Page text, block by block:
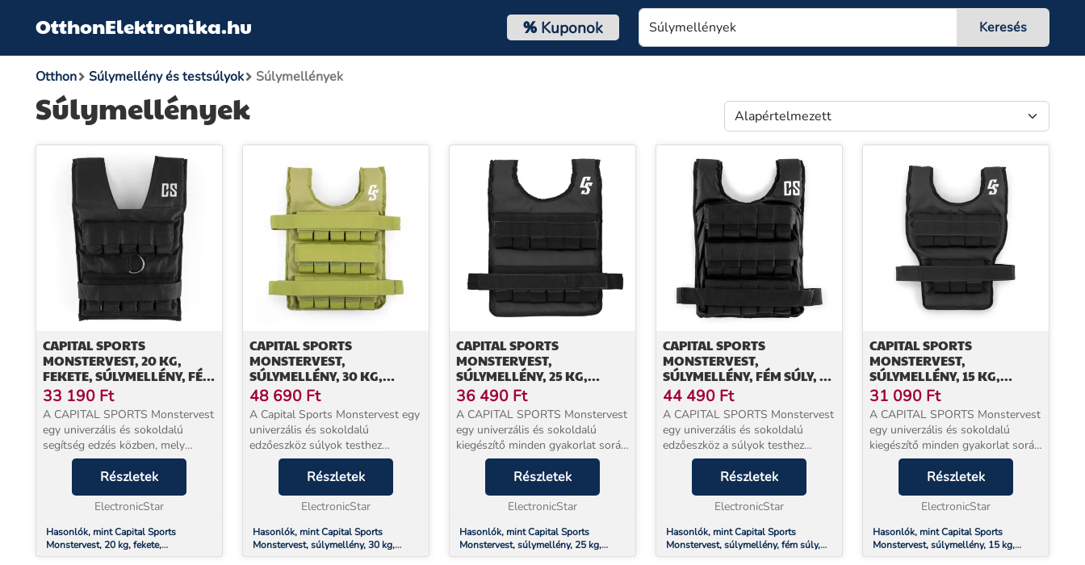
OtthonElektronika.hu %Kuponok
Otthon Súlymellény és testsúlyok Súlymellények
Súlymellények
CAPITAL SPORTS
MONSTERVEST, 20 KG,
FEKETE, SÚLYMELLÉNY, FÉM
SÚLYOK
33 190 Ft
A CAPITAL SPORTS Monstervest
egy univerzális és sokoldalú
segítség edzés közben, mely
elsősorban az erőnlét és a kitartás
növelésére szolgál.A gyorszáras
nejlon pántnak köszönhetően a
mellényt testre ...
Részletek
ElectronicStar
Hasonlók, mint Capital Sports
Monstervest, 20 kg, fekete,
súlymellény, fém súlyok
CAPITAL SPORTS
MONSTERVEST,
SÚLYMELLÉNY, 30 KG,
UNIVERZÁLIS MÉRET,
NEJLON
48 690 Ft
A Capital Sports Monstervest egy
univerzális és sokoldalú
edzőeszköz súlyok testhez
rögzítésére az erő- és
állóképességi edzések során.A
tépőzáras nejlon övnek
köszönhetően a súlymellény
Részletek
ElectronicStar
Hasonlók, mint Capital Sports
Monstervest, súlymellény, 30 kg,
univerzális méret, nejlon
CAPITAL SPORTS
MONSTERVEST,
SÚLYMELLÉNY, 25 KG,
UNIVERZÁLIS MÉRET,
NEJLON, FEKETE
36 490 Ft
A CAPITAL SPORTS Monstervest
egy univerzális és sokoldalú
kiegészítő minden gyakorlat során
az erőnléti és állóképesség
edzésen. A tépőzáras nejlon
pántnak köszönhetően a
súlymellényt különböző testmé...
Részletek
ElectronicStar
Hasonlók, mint Capital Sports
Monstervest, súlymellény, 25 kg,
univerzális méret, nejlon, fekete
CAPITAL SPORTS
MONSTERVEST,
SÚLYMELLÉNY, FÉM SÚLY, 30
KG, FEKETE
44 490 Ft
A CAPITAL SPORTS Monstervest
egy univerzális és sokoldalú
edzőeszköz a súlyok testhez
rögzítésére, elsősorban erő- és
állóképességi
edzéshez.Köszönhetően a
tépőzáras nylon övnek a
Részletek
ElectronicStar
Hasonlók, mint Capital Sports
Monstervest, súlymellény, fém súly,
30 kg, fekete
CAPITAL SPORTS
MONSTERVEST,
SÚLYMELLÉNY, 15 KG,
UNIVERZÁLIS MÉRET,
NEJLON, FEKETE
31 090 Ft
A CAPITAL SPORTS Monstervest
egy univerzális és sokoldalú
kiegészítő minden gyakorlat során
az erőnléti és állóképesség
edzésen. A tépőzáras nejlon
pántnak köszönhetően a
súlymellényt különböző testmé...
Részletek
ElectronicStar
Hasonlók, mint Capital Sports
Monstervest, súlymellény, 15 kg,
univerzális méret, nejlon, fekete